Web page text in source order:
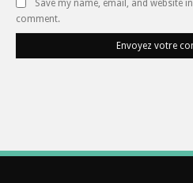
Save my name, email, and website
comment.
Envoyez votre